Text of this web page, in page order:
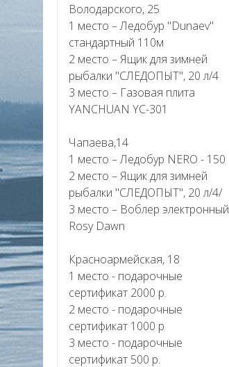
Володарского, 25
1 место – Ледобур "Dunaev"
стандартный 110м
2 место – Ящик для зимней
рыбалки "СЛЕДОПЫТ", 20 л/4
3 место – Газовая плита
YANCHUAN YC-301
Чапаева,14
1 место – Ледобур NERO - 150
2 место – Ящик для зимней
рыбалки "СЛЕДОПЫТ", 20 л/4/
3 место – Воблер электронный
Rosy Dawn
Красноармейская, 18
1 место - подарочные
сертификат 2000 р.
2 место - подарочные
сертификат 1000 р
3 место - подарочные
сертификат 500 р.